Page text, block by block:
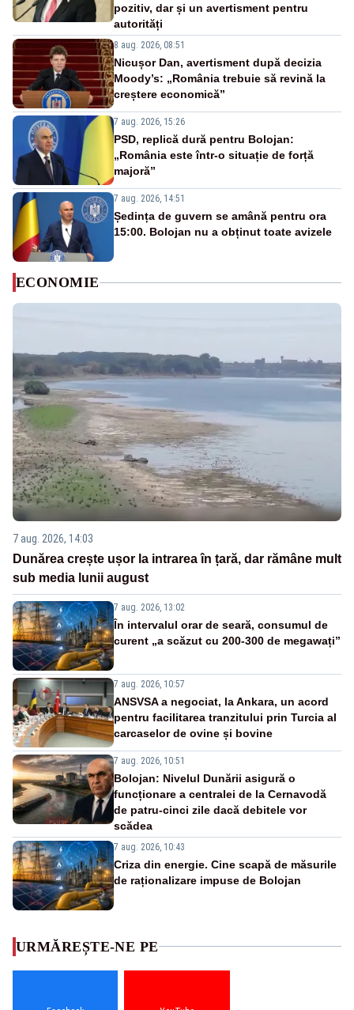
pozitiv, dar și un avertisment pentru
autorități
8 aug. 2026, 08:51
Nicușor Dan, avertisment după decizia
Moody’s: „România trebuie să revină la
creștere economică”
7 aug. 2026, 15:26
PSD, replică dură pentru Bolojan:
„România este într-o situație de forță
majoră”
7 aug. 2026, 14:51
Ședința de guvern se amână pentru ora
15:00. Bolojan nu a obținut toate avizele
ECONOMIE
7 aug. 2026, 14:03
Dunărea crește ușor la intrarea în țară, dar rămâne mult
sub media lunii august
7 aug. 2026, 13:02
În intervalul orar de seară, consumul de
curent „a scăzut cu 200-300 de megawați”
7 aug. 2026, 10:57
ANSVSA a negociat, la Ankara, un acord
pentru facilitarea tranzitului prin Turcia al
carcaselor de ovine și bovine
7 aug. 2026, 10:51
Bolojan: Nivelul Dunării asigură o
funcționare a centralei de la Cernavodă
de patru-cinci zile dacă debitele vor
scădea
7 aug. 2026, 10:43
Criza din energie. Cine scapă de măsurile
de raționalizare impuse de Bolojan
URMĂREȘTE-NE PE